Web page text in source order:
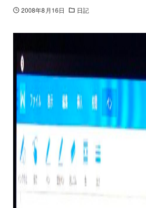
2008年8月16日 日記